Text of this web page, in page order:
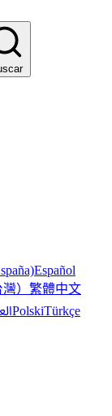
Español
） 繁體中文
PolskiTürkçe